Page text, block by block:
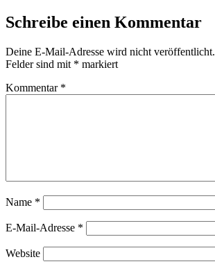
Schreibe einen Kommentar
Deine E-Mail-Adresse wird nicht veröffentlicht.
Felder sind mit * markiert
Kommentar *
Name *
E-Mail-Adresse *
Website